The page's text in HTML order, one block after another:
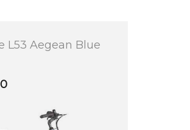
L53 Aegean Blue